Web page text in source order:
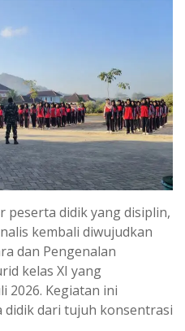
peserta didik yang disiplin,
kembali diwujudkan
dan Pengenalan
kelas XI yang
2026. Kegiatan ini
dari tujuh konsentrasi